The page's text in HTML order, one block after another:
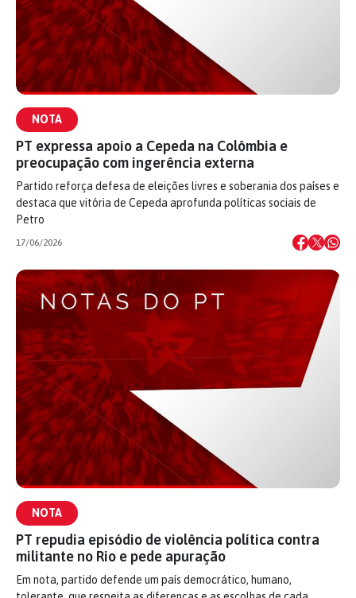
NOTA
PT expressa apoio a Cepeda na Colômbia e
preocupação com ingerência externa
Partido reforça defesa de eleições livres e soberania dos países e
destaca que vitória de Cepeda aprofunda políticas sociais de
Petro
17/06/2026
NOTA
PT repudia episódio de violência política contra
militante no Rio e pede apuração
Em nota, partido defende um país democrático, humano,